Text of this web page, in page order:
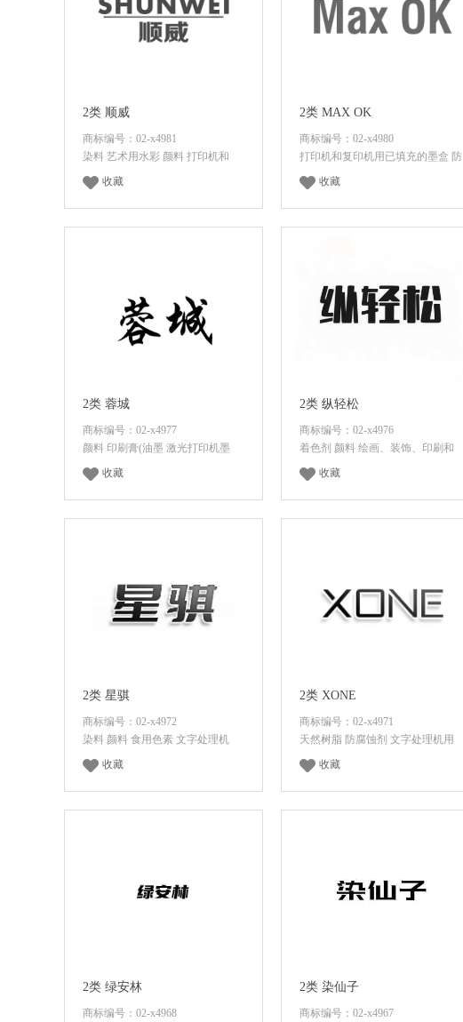
2类 顺威
商标编号：02-x4981
染料 艺术用水彩 颜料 打印机和
收藏
2类 MAX OK
商标编号：02-x4980
打印机和复印机用已填充的墨盒 防
收藏
2类 蓉城
商标编号：02-x4977
颜料 印刷膏(油墨 激光打印机墨
收藏
2类 纵轻松
商标编号：02-x4976
着色剂 颜料 绘画、装饰、印刷和
收藏
2类 星骐
商标编号：02-x4972
染料 颜料 食用色素 文字处理机
收藏
2类 XONE
商标编号：02-x4971
天然树脂 防腐蚀剂 文字处理机用
收藏
2类 绿安林
商标编号：02-x4968
2类 染仙子
商标编号：02-x4967